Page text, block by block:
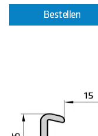
Bestellen